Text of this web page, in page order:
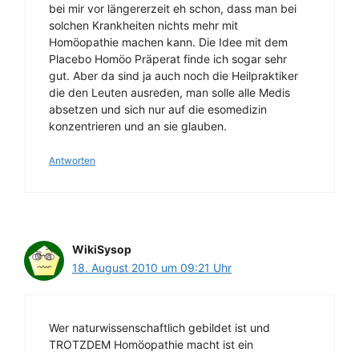
bei mir vor längererzeit eh schon, dass man bei
solchen Krankheiten nichts mehr mit
Homöopathie machen kann. Die Idee mit dem
Placebo Homöo Präperat finde ich sogar sehr
gut. Aber da sind ja auch noch die Heilpraktiker
die den Leuten ausreden, man solle alle Medis
absetzen und sich nur auf die esomedizin
konzentrieren und an sie glauben.
Antworten
WikiSysop
18. August 2010 um 09:21 Uhr
Wer naturwissenschaftlich gebildet ist und
TROTZDEM Homöopathie macht ist ein